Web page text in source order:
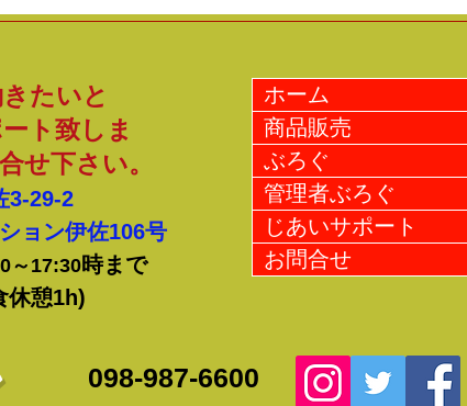
たいと
ト致しま
下さい。
3-29-2
伊佐106号
～17:30時まで
憩1h)
ホーム
商品販売
ぶろぐ
管理者ぶろぐ
じあいサポート
お問合せ
​098-987-6600